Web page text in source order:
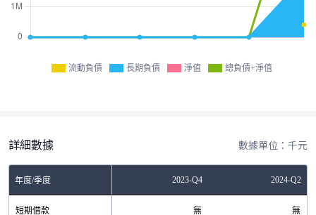
流動負債 長期負債 淨值 總負債+淨值
詳細數據 數據單位：千元
年度/季度 2023-Q4 2024-Q2
短期借款 無 無